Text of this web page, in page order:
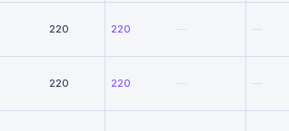
220 220
220 220
— —
— —